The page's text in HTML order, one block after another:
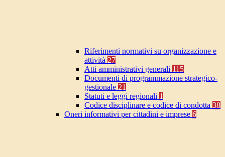
Riferimenti normativi su organizzazione e
attività 27
Atti amministrativi generali 115
Documenti di programmazione strategico-
gestionale 21
Statuti e leggi regionali 1
Codice disciplinare e codice di condotta 38
Oneri informativi per cittadini e imprese 6